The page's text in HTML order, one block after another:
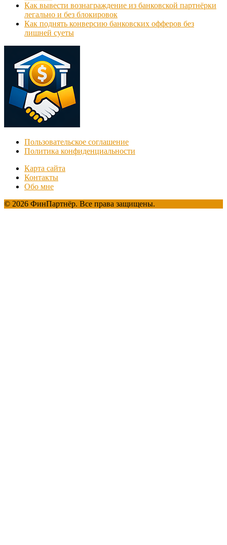
Как вывести вознаграждение из банковской партнёрки
легально и без блокировок
Как поднять конверсию банковских офферов без
лишней суеты
Пользовательское соглашение
Политика конфиденциальности
Карта сайта
Контакты
Обо мне
© 2026 ФинПартнёр. Все права защищены.